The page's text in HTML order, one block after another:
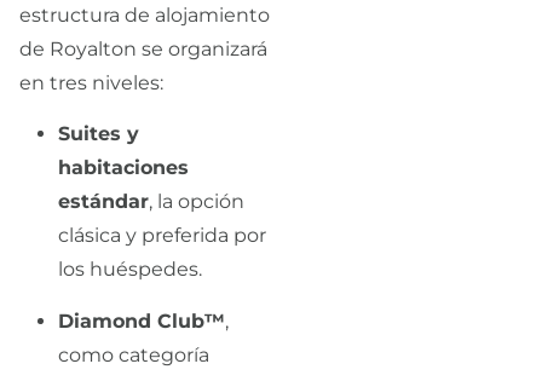
estructura de alojamiento
de Royalton se organizará
en tres niveles:
Suites y
habitaciones
estándar, la opción
clásica y preferida por
los huéspedes.
Diamond Club™,
como categoría